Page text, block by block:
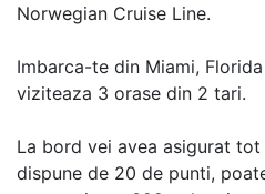
Norwegian Cruise Line.
Imbarca-te din Miami,
viziteaza 3 orase din 2 tari.
La bord vei avea asigurat
dispune de 20 de punti,